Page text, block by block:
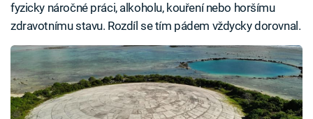
fyzicky náročné práci, alkoholu, kouření nebo horšímu
zdravotnímu stavu. Rozdíl se tím pádem vždycky dorovnal.